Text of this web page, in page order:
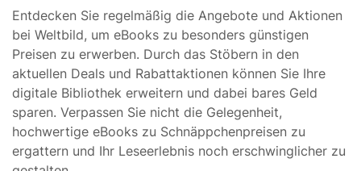
Entdecken Sie regelmäßig die Angebote und Aktionen
bei Weltbild, um eBooks zu besonders günstigen
Preisen zu erwerben. Durch das Stöbern in den
aktuellen Deals und Rabattaktionen können Sie Ihre
digitale Bibliothek erweitern und dabei bares Geld
sparen. Verpassen Sie nicht die Gelegenheit,
hochwertige eBooks zu Schnäppchenpreisen zu
ergattern und Ihr Leseerlebnis noch erschwinglicher zu